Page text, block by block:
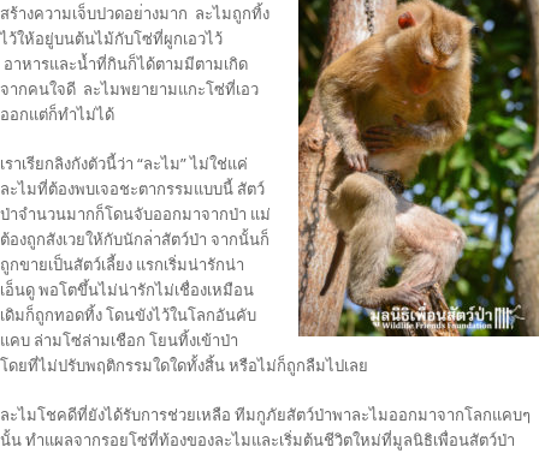
สร้างความเจ็บปวดอย่างมาก ละไมถูกทิ้ง
ไว้ให้อยู่บนต้นไม้กับโซ่ที่ผูกเอวไว้
อาหารและน้ำที่กินก็ได้ตามมีตามเกิด
จากคนใจดี ละไมพยายามแกะโซ่ที่เอว
ออกแต่ก็ทำไม่ได้
เราเรียกลิงกังตัวนี้ว่า “ละไม” ไม่ใช่แค่
ละไมที่ต้องพบเจอชะตากรรมแบบนี้ สัตว์
ป่าจำนวนมากก็โดนจับออกมาจากป่า แม่
ต้องถูกสังเวยให้กับนักล่าสัตว์ป่า จากนั้นก็
ถูกขายเป็นสัตว์เลี้ยง แรกเริ่มน่ารักน่า
เอ็นดู พอโตขึ้นไม่น่ารักไม่เชื่องเหมือน
เดิมก็ถูกทอดทิ้ง โดนขังไว้ในโลกอันคับ
แคบ ล่ามโซ่ล่ามเชือก โยนทิ้งเข้าป่า
โดยที่ไม่ปรับพฤติกรรมใดใดทั้งสิ้น หรือไม่ก็ถูกลืมไปเลย
ละไมโชคดีที่ยังได้รับการช่วยเหลือ ทีมกูภัยสัตว์ป่าพาละไมออกมาจากโลกแคบๆ
นั้น ทำแผลจากรอยโซ่ที่ท้องของละไมและเริ่มต้นชีวิตใหม่ที่มูลนิธิเพื่อนสัตว์ป่า